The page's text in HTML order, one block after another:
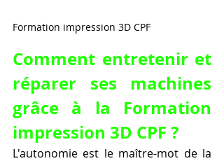
Formation impression 3D CPF
Comment entretenir et
réparer ses machines
grâce à la Formation
impression 3D CPF ?